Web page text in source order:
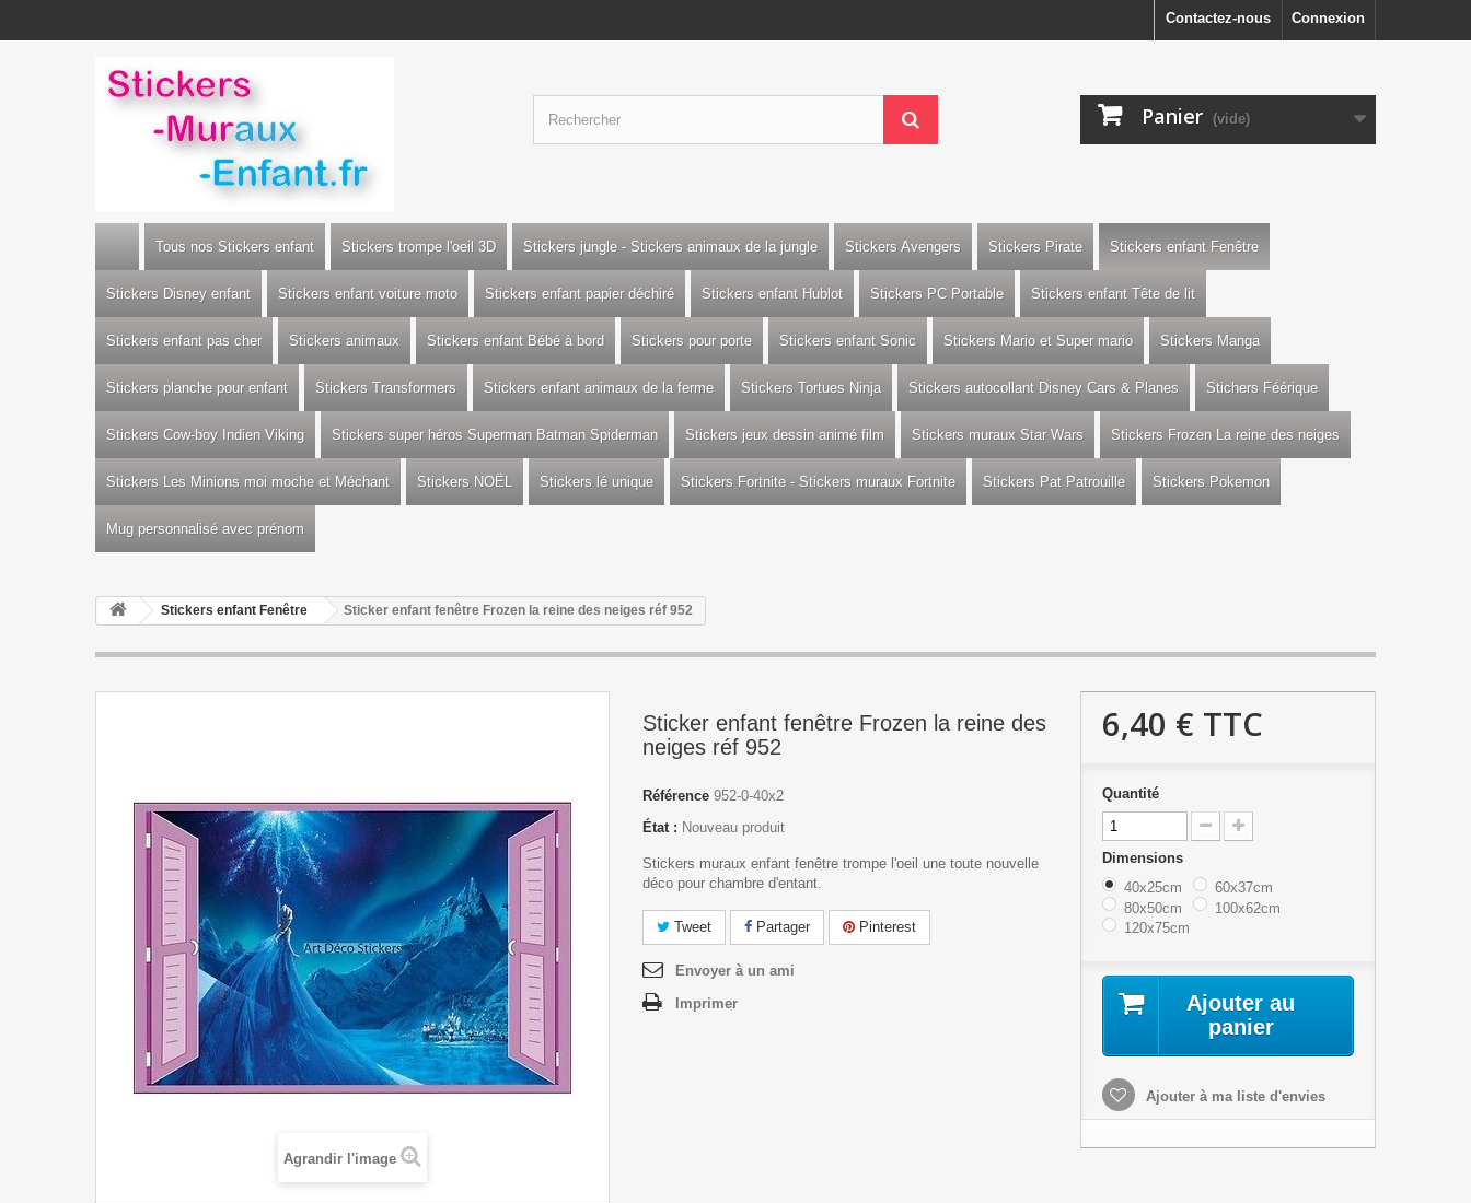
Connexion
Contactez-nous
Panier (vide)
Tous nos Stickers enfant Stickers trompe l'oeil 3D Stickers jungle - Stickers animaux de la jungle Stickers Avengers Stickers Pirate Stickers enfant Fenêtre
Stickers Disney enfant Stickers enfant voiture moto Stickers enfant papier déchiré Stickers enfant Hublot Stickers PC Portable Stickers enfant Tête de lit
Stickers enfant pas cher Stickers animaux Stickers enfant Bébé à bord Stickers pour porte Stickers enfant Sonic Stickers Mario et Super mario Stickers Manga
Stickers planche pour enfant Stickers Transformers Stickers enfant animaux de la ferme Stickers Tortues Ninja Stickers autocollant Disney Cars & Planes Stichers Féérique
Stickers Cow-boy Indien Viking Stickers super héros Superman Batman Spiderman Stickers jeux dessin animé film Stickers muraux Star Wars Stickers Frozen La reine des neiges
Stickers Les Minions moi moche et Méchant Stickers NOËL Stickers lé unique Stickers Fortnite - Stickers muraux Fortnite Stickers Pat Patrouille Stickers Pokemon
Mug personnalisé avec prénom
Stickers enfant Fenêtre Sticker enfant fenêtre Frozen la reine des neiges réf 952
Agrandir l'image
Sticker enfant fenêtre Frozen la reine des
neiges réf 952
Référence 952-0-40x2
État : Nouveau produit
Stickers muraux enfant fenêtre trompe l'oeil une toute nouvelle
déco pour chambre d'entant.
Tweet Partager Pinterest
Envoyer à un ami
Imprimer
6,40 € TTC
Quantité
Dimensions
40x25cm
60x37cm
80x50cm
100x62cm
120x75cm
Ajouter au
panier
Ajouter à ma liste d'envies